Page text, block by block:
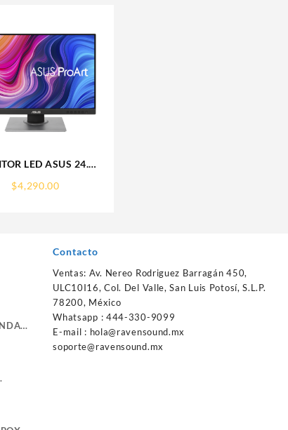
LED ASUS 24.1″
1920X1200
$4,290.00
Contacto
Ventas: Av. Nereo Rodriguez Barragán 450,
ULC10I16, Col. Del Valle, San Luis Potosí, S.L.P.
78200, México
Whatsapp : 444-330-9099
E-mail : hola@ravensound.mx
soporte@ravensound.mx